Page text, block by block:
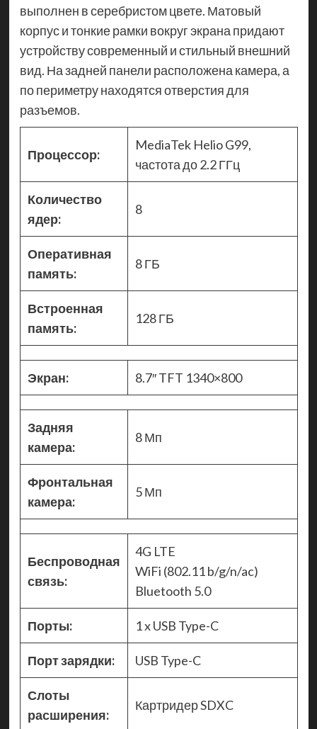
выполнен в серебристом цвете. Матовый
корпус и тонкие рамки вокруг экрана придают
устройству современный и стильный внешний
вид. На задней панели расположена камера, а
по периметру находятся отверстия для
разъемов.
Процессор:
MediaTek Helio G99,
частота до 2.2 ГГц
Количество
ядер:
8
Оперативная
память:
8 ГБ
Встроенная
память:
128 ГБ
Экран: 8.7″ TFT 1340×800
Задняя
камера:
8 Мп
Фронтальная
камера:
5 Мп
Беспроводная
связь:
4G LTE
WiFi (802.11 b/g/n/ac)
Bluetooth 5.0
Порты: 1 x USB Type-C
Порт зарядки: USB Type-C
Слоты
расширения:
Картридер SDXC